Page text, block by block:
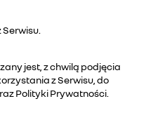
jest, z chwilą podjęcia
z Serwisu, do
Polityki Prywatności.